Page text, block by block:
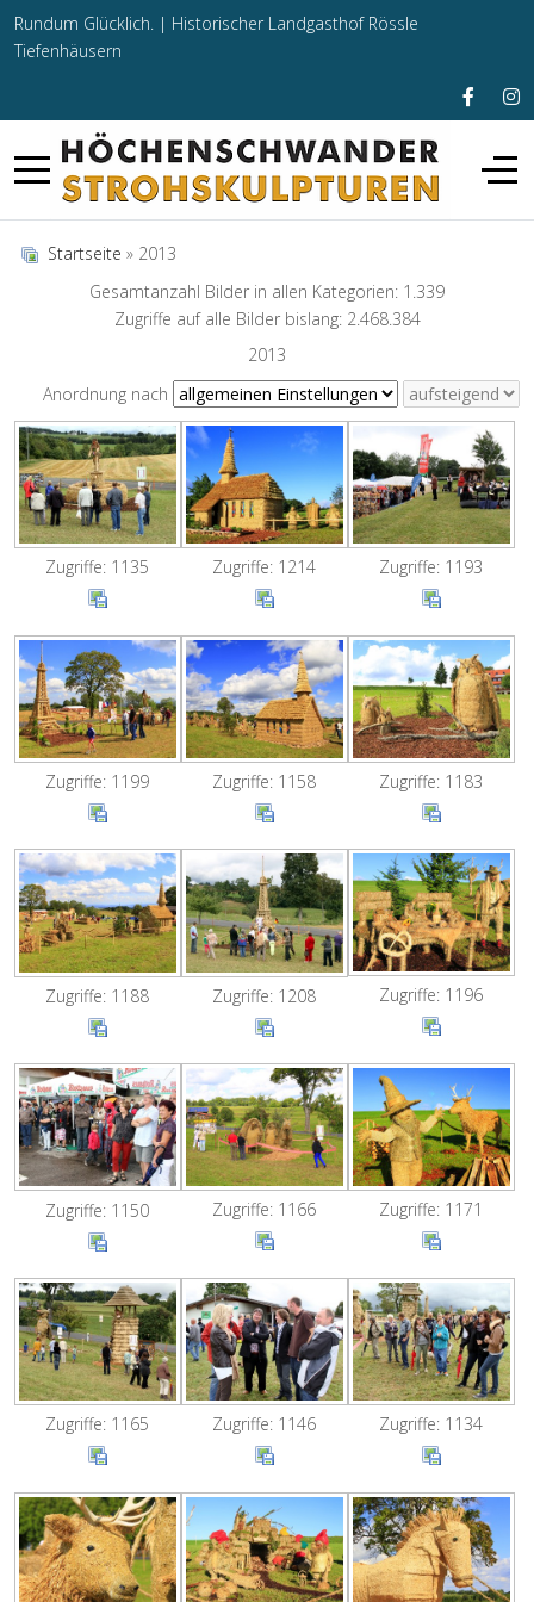
Rundum Glücklich. | Historischer Landgasthof Rössle
Tiefenhäusern
Startseite » 2013
Gesamtanzahl Bilder in allen Kategorien: 1.339
Zugriffe auf alle Bilder bislang: 2.468.384
2013
Anordnung nach
Zugriffe: 1135 Zugriffe: 1214 Zugriffe: 1193
Zugriffe: 1199 Zugriffe: 1158 Zugriffe: 1183
Zugriffe: 1188 Zugriffe: 1208 Zugriffe: 1196
Zugriffe: 1150 Zugriffe: 1166 Zugriffe: 1171
Zugriffe: 1165 Zugriffe: 1146 Zugriffe: 1134